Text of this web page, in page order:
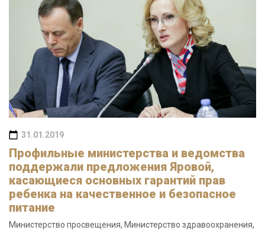
31.01.2019
Профильные министерства и ведомства
поддержали предложения Яровой,
касающиеся основных гарантий прав
ребенка на качественное и безопасное
питание
Министерство просвещения, Министерство здравоохранения,